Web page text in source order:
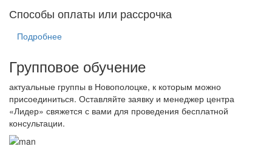
Способы оплаты или рассрочка
Подробнее
Групповое обучение
актуальные группы в Новополоцке, к которым можно
присоединиться. Оставляйте заявку и менеджер центра
«Лидер» свяжется с вами для проведения бесплатной
консультации.